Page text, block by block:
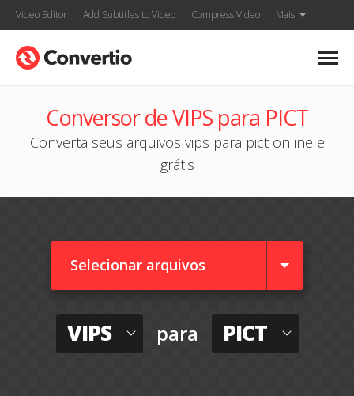
Video Editor Add Subtitles to Video Compress Video Mais
Conversor de VIPS para PICT
Converta seus arquivos vips para pict online e
grátis
Selecionar arquivos
VIPS para PICT